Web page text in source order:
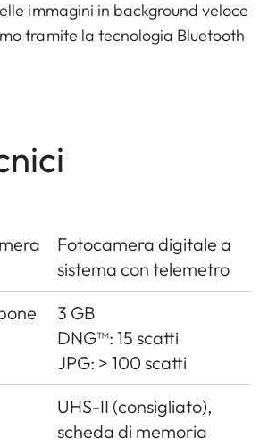
immagini in background veloce
tramite la tecnologia Bluetooth
Fotocamera digitale a
sistema con telemetro
3 GB
DNG™: 15 scatti
JPG: > 100 scatti
UHS-II (consigliato),
scheda di memoria